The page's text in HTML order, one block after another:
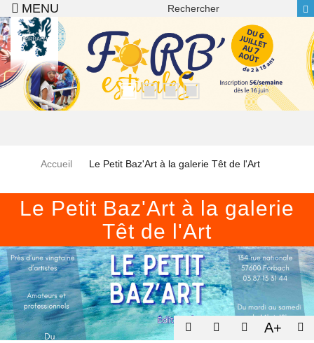
Aller au contenu principal
Recherche
Accueil Le Petit Baz'Art à la galerie Têt de l'Art
Le Petit Baz'Art à la galerie
Têt de l'Art
A+